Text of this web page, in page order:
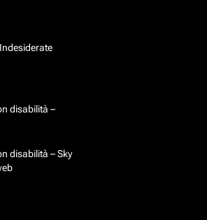
disabilità –
disabilità – Sky